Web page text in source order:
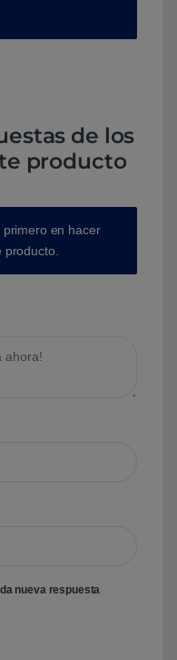
de los
producto
primero en hacer
nueva respuesta